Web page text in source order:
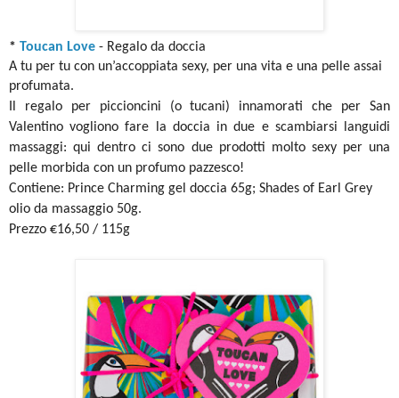
* Toucan Love - Regalo da doccia
A tu per tu con un’accoppiata sexy, per una vita e una pelle assai
profumata.
Il regalo per piccioncini (o tucani) innamorati che per San
Valentino vogliono fare la doccia in due e scambiarsi languidi
massaggi: qui dentro ci sono due prodotti molto sexy per una
pelle morbida con un profumo pazzesco!
Contiene: Prince Charming gel doccia 65g; Shades of Earl Grey
olio da massaggio 50g.
Prezzo €16,50 / 115g